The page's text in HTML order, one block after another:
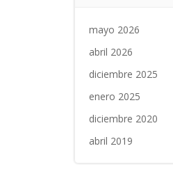
mayo 2026
abril 2026
diciembre 2025
enero 2025
diciembre 2020
abril 2019